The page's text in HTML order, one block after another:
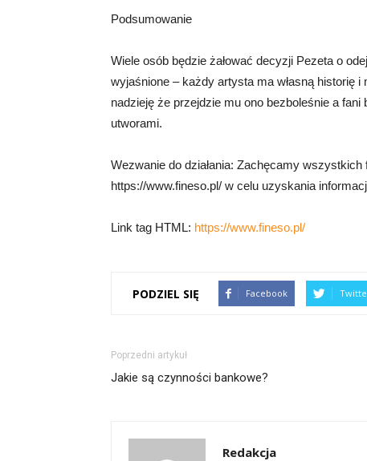
Podsumowanie
Wiele osób będzie żałować decyzji Pezeta o
wyjaśnione – każdy artysta ma własną historię
nadzieję że przejdzie mu ono bezboleśnie a
utworami.
Wezwanie do działania: Zachęcamy
https://www.fineso.pl/ w celu uzyskania
Link tag HTML: https://www.fineso.pl/
PODZIEL SIĘ Facebook
Poprzedni artykuł
Jakie są czynności bankowe?
Redakcja